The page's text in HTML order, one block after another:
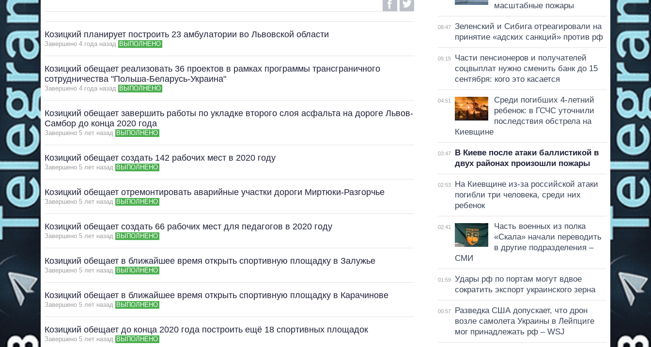
Козицкий планирует построить 23 амбулатории во Львовской области
Завершено 4 года назад ВЫПОЛНЕНО
Козицкий обещает реализовать 36 проектов в рамках программы трансграничного
сотрудничества "Польша-Беларусь-Украина"
Завершено 4 года назад ВЫПОЛНЕНО
Козицкий обещает завершить работы по укладке второго слоя асфальта на дороге Львов-
Самбор до конца 2020 года
Завершено 5 лет назад ВЫПОЛНЕНО
Козицкий обещает создать 142 рабочих мест в 2020 году
Завершено 5 лет назад ВЫПОЛНЕНО
Козицкий обещает отремонтировать аварийные участки дороги Миртюки-Разгорчье
Завершено 5 лет назад ВЫПОЛНЕНО
Козицкий обещает создать 66 рабочих мест для педагогов в 2020 году
Завершено 5 лет назад ВЫПОЛНЕНО
Козицкий обещает в ближайшее время открыть спортивную площадку в Залужье
Завершено 5 лет назад ВЫПОЛНЕНО
Козицкий обещает в ближайшее время открыть спортивную площадку в Карачинове
Завершено 5 лет назад ВЫПОЛНЕНО
Козицкий обещает до конца 2020 года построить ещё 18 спортивных площадок
Завершено 5 лет назад ВЫПОЛНЕНО
масштабные пожары
08:47
Зеленский и Сибига отреагировали на
принятие «адских санкций» против рф
05:15
Части пенсионеров и получателей
соцвыплат нужно сменить банк до 15
сентября: кого это касается
04:51
Среди погибших 4-летний
ребенок: в ГСЧС уточнили
последствия обстрела на
Киевщине
03:47
В Киеве после атаки баллистикой в
двух районах произошли пожары
02:53
На Киевщине из-за российской атаки
погибли три человека, среди них
ребенок
02:41
Часть военных из полка
«Скала» начали переводить
в другие подразделения –
СМИ
01:59
Удары рф по портам могут вдвое
сократить экспорт украинского зерна
00:57
Разведка США допускает, что дрон
возле самолета Украины в Лейпциге
мог принадлежать рф – WSJ